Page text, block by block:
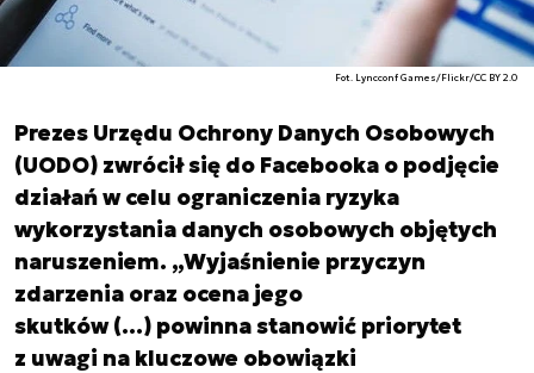
Fot. Lyncconf Games/Flickr/CC BY 2.0
Prezes Urzędu Ochrony Danych Osobowych
(UODO) zwrócił się do Facebooka o podjęcie
działań w celu ograniczenia ryzyka
wykorzystania danych osobowych objętych
naruszeniem. „Wyjaśnienie przyczyn
zdarzenia oraz ocena jego
skutków (…) powinna stanowić priorytet
z uwagi na kluczowe obowiązki